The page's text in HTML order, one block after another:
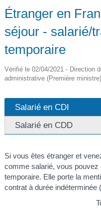
Étranger en
séjour - salarié/
temporaire
Vérifié le 02/04/2021 - Direction
administrative (Première ministre)
Salarié en CDI
Salarié en CDD
Si vous êtes étranger et
comme salarié, vous pouvez
temporaire. Elle porte la
contrat à durée indéterminée